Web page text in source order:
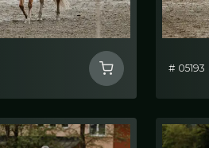
# 05193